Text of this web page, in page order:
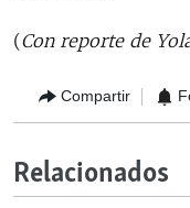
(Con reporte de
Compartir
Relacionados